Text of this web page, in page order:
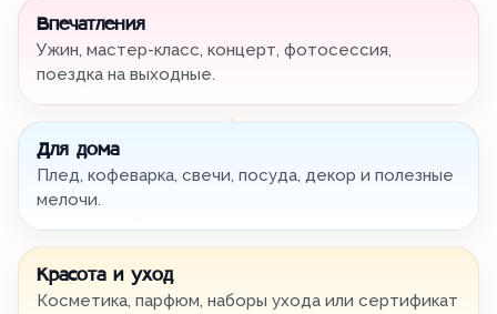
Впечатления
Ужин, мастер-класс, концерт, фотосессия,
поездка на выходные.
Для дома
Плед, кофеварка, свечи, посуда, декор и полезные
мелочи.
Красота и уход
Косметика, парфюм, наборы ухода или сертификат